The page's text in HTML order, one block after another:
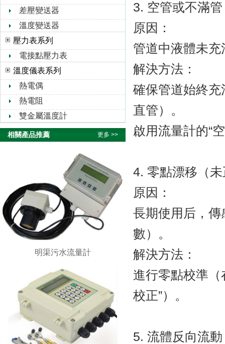
差壓變送器
溫度變送器
壓力表系列
電接點壓力表
溫度儀表系列
熱電偶
熱電阻
雙金屬溫度計
相關產品推薦 更多 >>
明渠污水流量計
3. 空管或不滿
原因：
管道中液體未充
解決方法：
確保管道始終充
直管）。
啟用流量計的“
4. 零點漂移（
原因：
長期使用后，
數）。
解決方法：
進行零點校準（
校正”）。
5. 流體反向流動